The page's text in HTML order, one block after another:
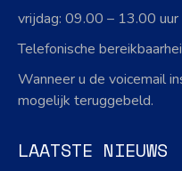
vrijdag: 09.00 – 13.00 uur
Telefonische
Wanneer u de voicemail
mogelijk teruggebeld.
LAATSTE NIEUWS